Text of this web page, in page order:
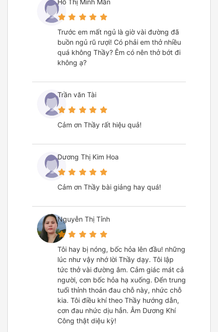
Trước em mất ngủ là giờ vài đường đã
buồn ngủ rũ rượi! Có phải em thở nhiều
quá không Thầy? Êm có nên thở bớt đi
không ạ?
Trần văn Tài
Cảm ơn Thầy rất hiệu quả!
Dương Thị Kim Hoa
Cảm ơn Thầy bài giảng hay quá!
Nguyễn Thị Tỉnh
Tôi hay bị nóng, bốc hỏa lên đầu! những
lúc như vậy nhớ lời Thầy dạy. Tôi lập
tức thở vài đường âm. Cảm giác mát cả
người, cơn bốc hỏa hạ xuống. Đển trung
tuổi thỉnh thoản đau chỗ này, nhức chỗ
kia. Tôi điều khí theo Thầy hướng dẫn,
cơn đau nhức dịu hẳn. Âm Dương Khí
Công thật diệu kỳ!